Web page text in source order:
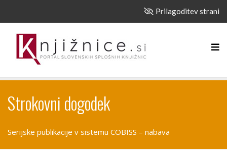
Prilagoditev strani
Strokovni dogodek
Serijske publikacije v sistemu COBISS – nabava